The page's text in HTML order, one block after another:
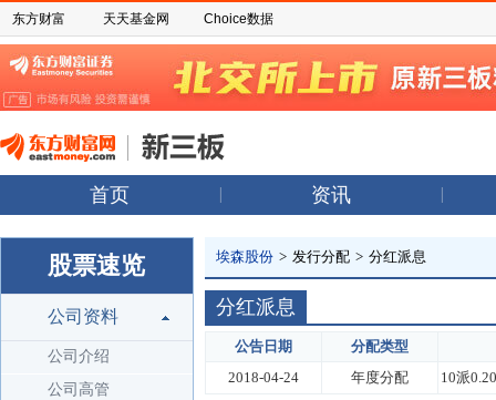
东方财富 天天基金网 Choice数据
首页 资讯
股票速览
公司资料
公司介绍
公司高管
埃森股份 > 发行分配 > 分红派息
分红派息
公告日期
分配类型
2018-04-24
年度分配 10派